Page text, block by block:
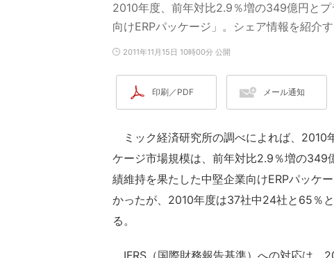
2010年度、前年対比2.9％増の349億円と
向けERPパッケージ」。シェア情報を紹介す
2011年11月15日 10時00分 公開
印刷／PDF メール通知
ミック経済研究所の調べによれば、2010
ケージ市場規模は、前年対比2.9％増の349
績維持を果たした中堅企業向けERPパッケ
かったが、2010年度は37社中24社と65％
る。